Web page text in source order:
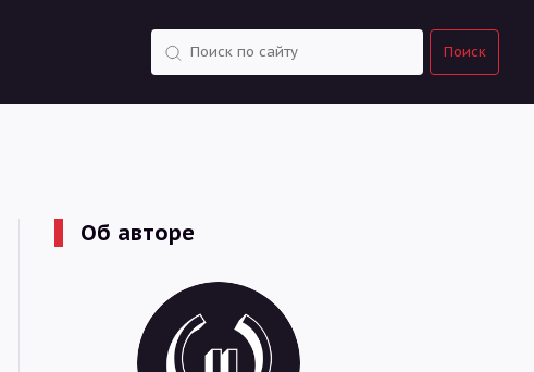
Поиск
Об авторе